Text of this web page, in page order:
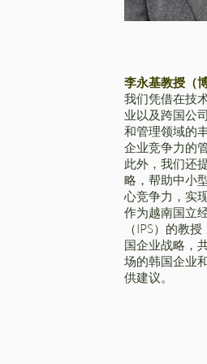
李永基教授（
我们凭借在技
业以及跨国公
和管理领域的
企业竞争力的
此外，我们还
略，帮助中小
心竞争力，实
作为越南国立
（IPS）的教
国企业战略，
场的韩国企业
供建议。